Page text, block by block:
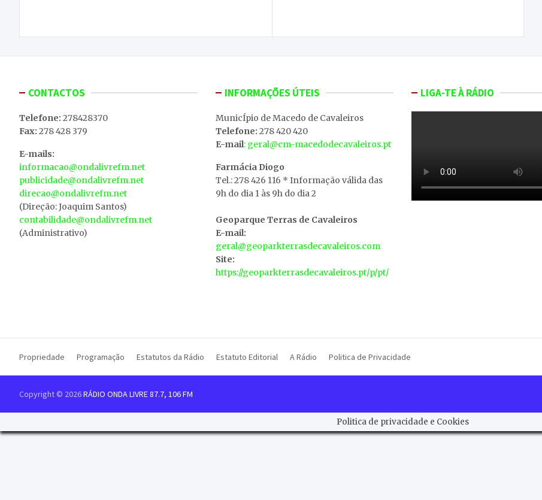
CONTACTOS
Telefone: 278428370
Fax: 278 428 379
E-mails:
informacao@ondalivrefm.net
publicidade@ondalivrefm.net
direcao@ondalivrefm.net
(Direção: Joaquim Santos)
contabilidade@ondalivrefm.net
(Administrativo)
INFORMAÇÕES ÚTEIS
MunicÍpio de Macedo de Cavaleiros
Telefone: 278 420 420
E-mail: geral@cm-macedodecavaleiros.pt
Farmácia Diogo
Tel.: 278 426 116 * Informação válida das
9h do dia 1 às 9h do dia 2
Geoparque Terras de Cavaleiros
E-mail:
geral@geoparkterrasdecavaleiros.com
Site:
https://geoparkterrasdecavaleiros.pt/p/pt/
LIGA-TE À RÁDIO
Propriedade Programação Estatutos da Rádio Estatuto Editorial A Rádio Politica de Privacidade
Copyright © 2026RÁDIO ONDA LIVRE 87.7, 106 FM
Politica de privacidade e Cookies